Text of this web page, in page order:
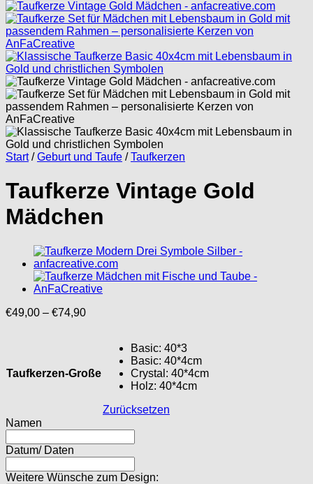
Start / Geburt und Taufe / Taufkerzen
Taufkerze Vintage Gold
Mädchen
€49,00 – €74,90Preisspanne:
Taufkerzen-Große
Basic: 40*3
Basic: 40*4cm
Crystal: 40*4cm
Holz: 40*4cm
Zurücksetzen
Namen
Datum/ Daten
Weitere Wünsche zum Design: